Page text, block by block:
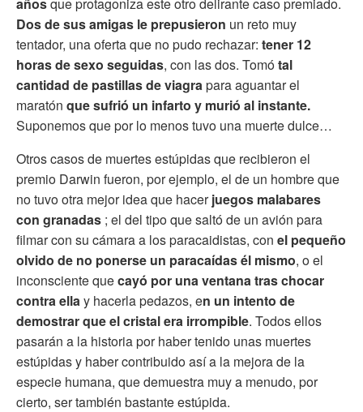
Dos de sus amigas le prepusieron un reto muy
tentador, una oferta que no pudo rechazar: tener 12
horas de sexo seguidas, con las dos. Tomótal
cantidad de pastillas de viagrapara aguantar el
maratón que sufrió un infarto y murió al instante.
Suponemos que por lo menos tuvo una muerte dulce…
Otros casos de muertes estúpidas que recibieron el
premio Darwin fueron, por ejemplo, el de un hombre que
no tuvo otra mejor idea que hacerjuegos malabares
con granadas ; el del tipo que saltó de un avión para
filmar con su cámara a los paracaidistas, con el pequeño
olvido de no ponerse un paracaídas él mismo, o el
inconsciente quecayó por una ventana tras chocar
contra ellay hacerla pedazos, en un intento de
demostrar que el cristal era irrompible. Todos ellos
pasarán a la historia por haber tenido unas muertes
estúpidas y haber contribuido así a la mejora de la
especie humana, que demuestra muy a menudo, por
cierto, ser también bastante estúpida.